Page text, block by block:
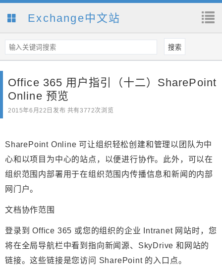
Exchange中文站
Office 365 用户指引（十二）SharePoint
Online 预览
2015年6月22日 发布 共有3772次浏览
SharePoint Online 可让组织轻松创建和管理以团队为中
心和以项目为中心的站点，以便进行协作。此外，可以在
组织范围内部署用于在组织范围内传播信息和新闻的内部
网门户。
文档协作范围
登录到 Office 365 或您的组织的企业 Intranet 网站时，您
将在全局导航栏中看到指向新闻源、SkyDrive 和网站的
链接。这些链接是您访问 SharePoint 的入口点。